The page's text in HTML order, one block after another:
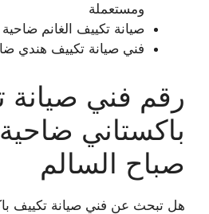
ومستعملة
صيانة تكييف الغانم
فني صيانة تكييف هندي
رقم فني صيانة
باكستاني
صباح السالم
هل تبحث عن فني صيانة تكييف